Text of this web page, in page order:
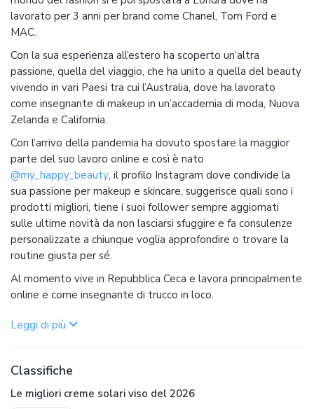
lavorato per 3 anni per brand come Chanel, Tom Ford e
MAC.
Con la sua esperienza all’estero ha scoperto un’altra
passione, quella del viaggio, che ha unito a quella del beauty
vivendo in vari Paesi tra cui l’Australia, dove ha lavorato
come insegnante di makeup in un’accademia di moda, Nuova
Zelanda e California.
Con l’arrivo della pandemia ha dovuto spostare la maggior
parte del suo lavoro online e così è nato
@my_happy_beauty, il profilo Instagram dove condivide la
sua passione per makeup e skincare, suggerisce quali sono i
prodotti migliori, tiene i suoi follower sempre aggiornati
sulle ultime novità da non lasciarsi sfuggire e fa consulenze
personalizzate a chiunque voglia approfondire o trovare la
routine giusta per sé.
Al momento vive in Repubblica Ceca e lavora principalmente
online e come insegnante di trucco in loco.
Leggi di più
Classifiche
Le migliori creme solari viso del 2026